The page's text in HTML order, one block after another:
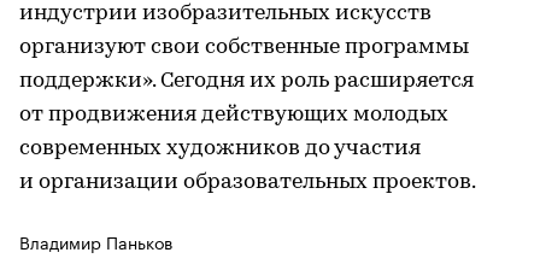
индустрии изобразительных искусств
организуют свои собственные программы
поддержки». Сегодня их роль расширяется
от продвижения действующих молодых
современных художников до участия
и организации образовательных проектов.
Владимир Паньков